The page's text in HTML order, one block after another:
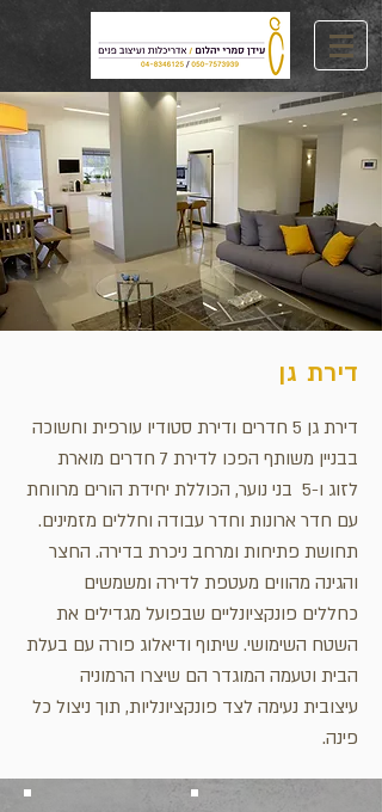
דירת גן
דירת גן 5 חדרים ודירת סטודיו עורפית וחשוכה
בבניין משותף הפכו לדירת 7 חדרים מוארת
לזוג ו-5 בני נוער, הכוללת יחידת הורים מרווחת
עם חדר ארונות וחדר עבודה וחללים מזמינים.
תחושת פתיחות ומרחב ניכרת בדירה. החצר
והגינה מהווים מעטפת לדירה ומשמשים
כחללים פונקציונליים שבפועל מגדילים את
השטח השימושי. שיתוף ודיאלוג פורה עם בעלת
הבית וטעמה המוגדר הם שיצרו הרמוניה
עיצובית נעימה לצד פונקציונליות, תוך ניצול כל
פינה.